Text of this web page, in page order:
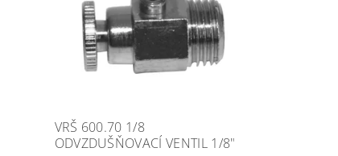
VRŠ 600.70 1/8
ODVZDUŠŇOVACÍ VENTIL 1/8"